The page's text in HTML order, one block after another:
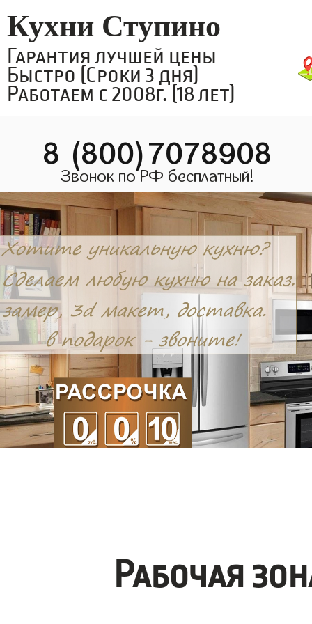
Кухни Ступино
Гарантия лучшей цены
Быстро (Сроки 3 дня)
Работаем с 2008г. (18 лет)
8 (800)7078908
Звонок по РФ бесплатный!
Рабочая